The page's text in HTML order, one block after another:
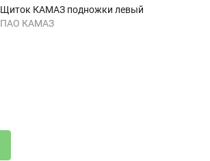
Щиток КАМАЗ подножки левый
ПАО КАМАЗ